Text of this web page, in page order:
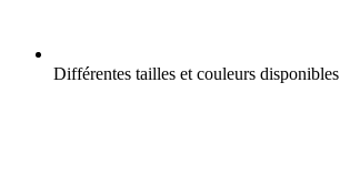
Différentes tailles et couleurs disponibles